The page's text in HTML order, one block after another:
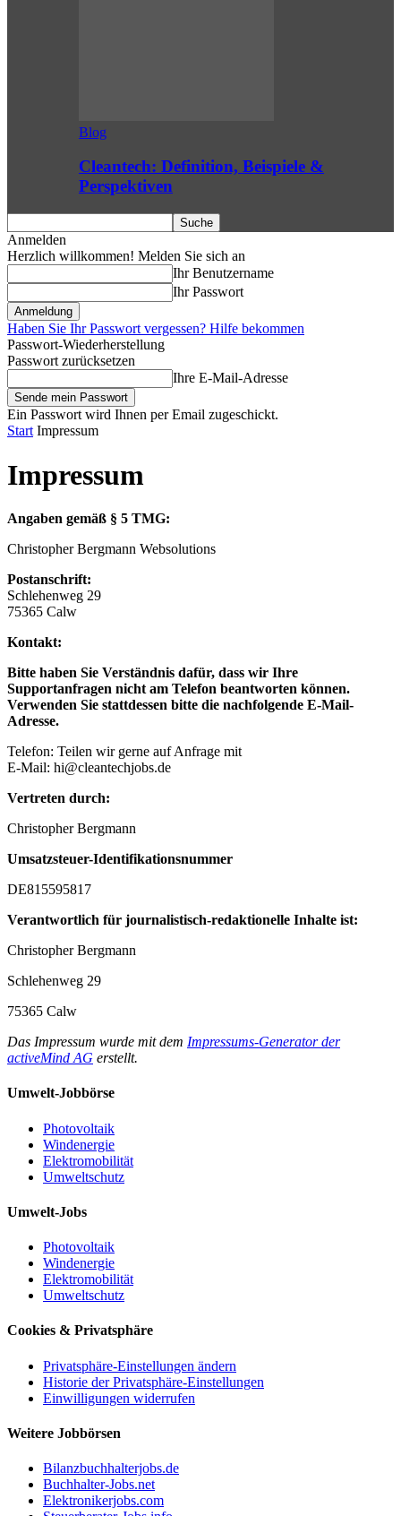
Blog
Cleantech: Definition, Beispiele &
Perspektiven
Anmelden
Herzlich willkommen! Melden Sie sich an
Ihr Benutzername
Ihr Passwort
Haben Sie Ihr Passwort vergessen? Hilfe bekommen
Passwort-Wiederherstellung
Passwort zurücksetzen
Ihre E-Mail-Adresse
Ein Passwort wird Ihnen per Email zugeschickt.
Start Impressum
Impressum
Angaben gemäß § 5 TMG:
Christopher Bergmann Websolutions
Postanschrift:
Schlehenweg 29
75365 Calw
Kontakt:
Bitte haben Sie Verständnis dafür, dass wir Ihre
Supportanfragen nicht am Telefon beantworten können.
Verwenden Sie stattdessen bitte die nachfolgende E-Mail-
Adresse.
Telefon: Teilen wir gerne auf Anfrage mit
E-Mail: hi@cleantechjobs.de
Vertreten durch:
Christopher Bergmann
Umsatzsteuer-Identifikationsnummer
DE815595817
Verantwortlich für journalistisch-redaktionelle Inhalte ist:
Christopher Bergmann
Schlehenweg 29
75365 Calw
Das Impressum wurde mit dem Impressums-Generator der
activeMind AG erstellt.
Umwelt-Jobbörse
Photovoltaik
Windenergie
Elektromobilität
Umweltschutz
Umwelt-Jobs
Photovoltaik
Windenergie
Elektromobilität
Umweltschutz
Cookies & Privatsphäre
Privatsphäre-Einstellungen ändern
Historie der Privatsphäre-Einstellungen
Einwilligungen widerrufen
Weitere Jobbörsen
Bilanzbuchhalterjobs.de
Buchhalter-Jobs.net
Elektronikerjobs.com